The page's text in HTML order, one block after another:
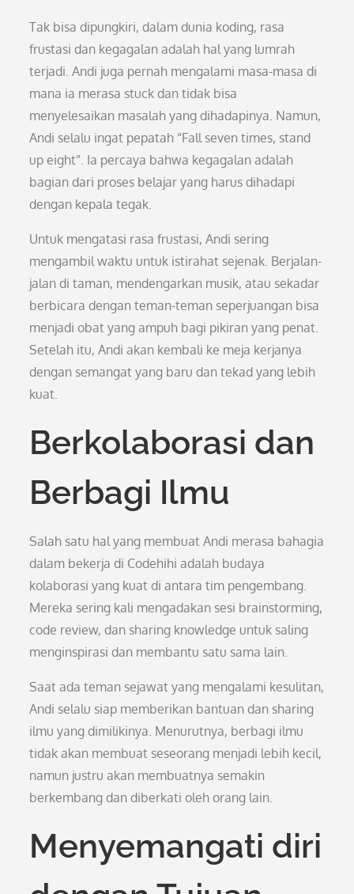
Tak bisa dipungkiri, dalam dunia koding, rasa
frustasi dan kegagalan adalah hal yang lumrah
terjadi. Andi juga pernah mengalami masa-masa di
mana ia merasa stuck dan tidak bisa
menyelesaikan masalah yang dihadapinya. Namun,
Andi selalu ingat pepatah “Fall seven times, stand
up eight”. Ia percaya bahwa kegagalan adalah
bagian dari proses belajar yang harus dihadapi
dengan kepala tegak.
Untuk mengatasi rasa frustasi, Andi sering
mengambil waktu untuk istirahat sejenak. Berjalan-
jalan di taman, mendengarkan musik, atau sekadar
berbicara dengan teman-teman seperjuangan bisa
menjadi obat yang ampuh bagi pikiran yang penat.
Setelah itu, Andi akan kembali ke meja kerjanya
dengan semangat yang baru dan tekad yang lebih
kuat.
Berkolaborasi dan
Berbagi Ilmu
Salah satu hal yang membuat Andi merasa bahagia
dalam bekerja di Codehihi adalah budaya
kolaborasi yang kuat di antara tim pengembang.
Mereka sering kali mengadakan sesi brainstorming,
code review, dan sharing knowledge untuk saling
menginspirasi dan membantu satu sama lain.
Saat ada teman sejawat yang mengalami kesulitan,
Andi selalu siap memberikan bantuan dan sharing
ilmu yang dimilikinya. Menurutnya, berbagi ilmu
tidak akan membuat seseorang menjadi lebih kecil,
namun justru akan membuatnya semakin
berkembang dan diberkati oleh orang lain.
Menyemangati diri